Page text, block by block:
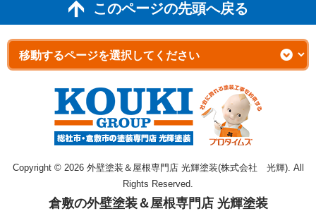
このページの先頭へ戻る
Copyright © 2026 外壁塗装＆屋根専門店 光輝塗装(株式会社 光輝). All
Rights Reserved.
倉敷の外壁塗装＆屋根専門店 光輝塗装